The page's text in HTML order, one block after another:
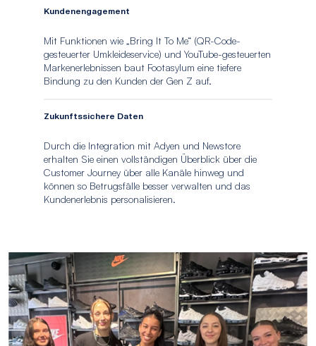
Kundenengagement
Mit Funktionen wie „Bring It To Me“ (QR-Code-
gesteuerter Umkleideservice) und YouTube-gesteuerten
Markenerlebnissen baut Footasylum eine tiefere
Bindung zu den Kunden der Gen Z auf.
Zukunftssichere Daten
Durch die Integration mit Adyen und Newstore
erhalten Sie einen vollständigen Überblick über die
Customer Journey über alle Kanäle hinweg und
können so Betrugsfälle besser verwalten und das
Kundenerlebnis personalisieren.